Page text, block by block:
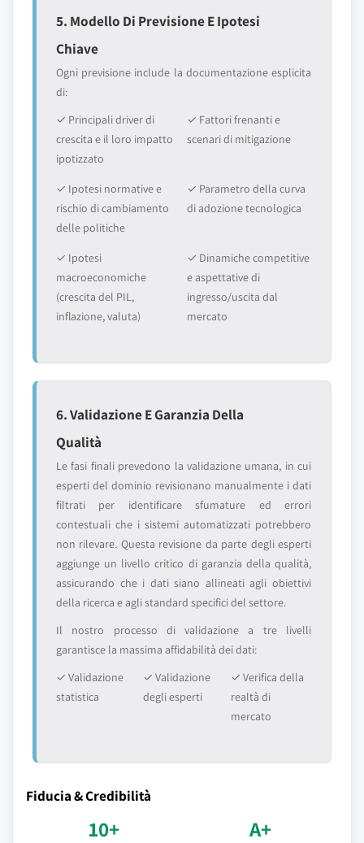
5. Modello Di Previsione E Ipotesi
Chiave
Ogni previsione include la documentazione esplicita
di:
✓ Principali driver di
crescita e il loro impatto
ipotizzato
✓ Fattori frenanti e
scenari di mitigazione
✓ Ipotesi normative e
rischio di cambiamento
delle politiche
✓ Parametro della curva
di adozione tecnologica
✓ Ipotesi
macroeconomiche
(crescita del PIL,
inflazione, valuta)
✓ Dinamiche competitive
e aspettative di
ingresso/uscita dal
mercato
6. Validazione E Garanzia Della
Qualità
Le fasi finali prevedono la validazione umana, in cui
esperti del dominio revisionano manualmente i dati
filtrati per identificare sfumature ed errori
contestuali che i sistemi automatizzati potrebbero
non rilevare. Questa revisione da parte degli esperti
aggiunge un livello critico di garanzia della qualità,
assicurando che i dati siano allineati agli obiettivi
della ricerca e agli standard specifici del settore.
Il nostro processo di validazione a tre livelli
garantisce la massima affidabilità dei dati:
✓ Validazione
statistica
✓ Validazione
degli esperti
✓ Verifica della
realtà di
mercato
Fiducia & Credibilità
10+ A+